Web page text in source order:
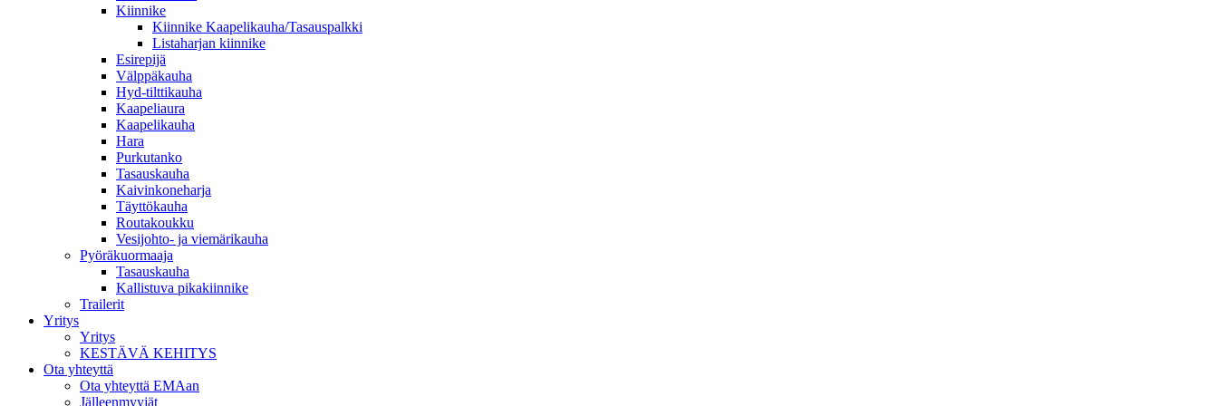
Kiinnike
Kiinnike Kaapelikauha/Tasauspalkki
Listaharjan kiinnike
Esirepijä
Välppäkauha
Hyd-tilttikauha
Kaapeliaura
Kaapelikauha
Hara
Purkutanko
Tasauskauha
Kaivinkoneharja
Täyttökauha
Routakoukku
Vesijohto- ja viemärikauha
Pyöräkuormaaja
Tasauskauha
Kallistuva pikakiinnike
Trailerit
Yritys
Yritys
KESTÄVÄ KEHITYS
Ota yhteyttä
Ota yhteyttä EMAan
Jälleenmyyjät